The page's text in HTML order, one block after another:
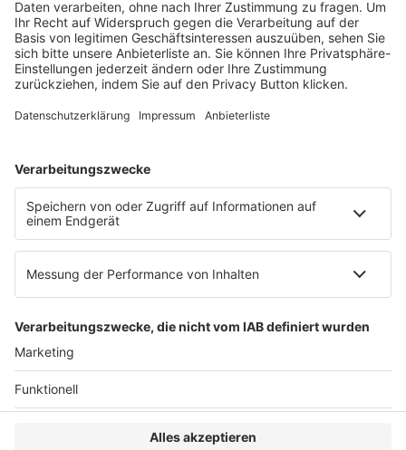
E-Mail:info@ruw.de
Web:https://www.ruw.de
Impressum
Cookie-Einstellungen
zum Seitenanfang
© 2025 R&W Fachkonferenzen